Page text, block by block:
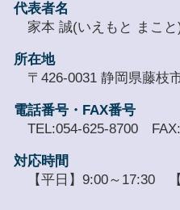
代表者名
家本 誠(いえもと まこと
所在地
〒426-0031 静岡県藤枝
電話番号・FAX番号
TEL:054-625-8700
対応時間
【平日】9:00～17:30